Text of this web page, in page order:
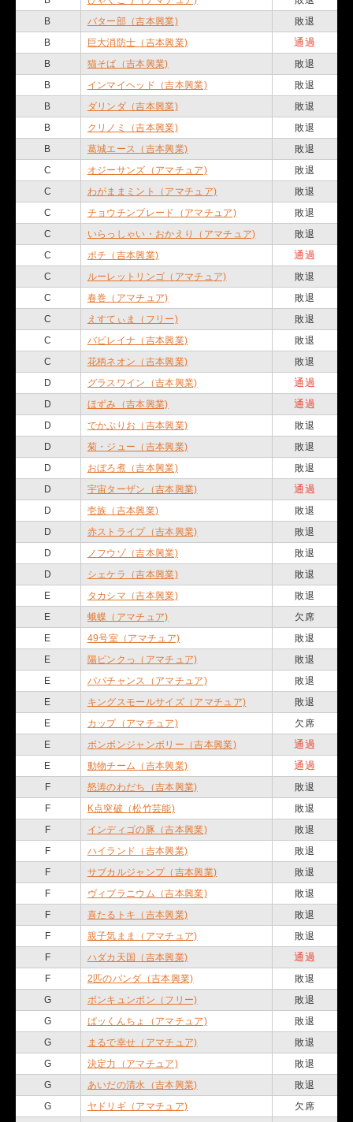
B
バター部（吉本興業)
敗退
B
巨大消防士（吉本興業) 通過
B 猫そば（吉本興業)
敗退
B
インマイヘッド（吉本興業)
敗退
B
ダリンダ（吉本興業)
敗退
B
クリノミ（吉本興業)
敗退
B
葛城エース（吉本興業)
敗退
C
オジーサンズ（アマチュア)
敗退
C
わがままミント（アマチュア)
敗退
C
チョウチンブレード（アマチュア)
敗退
C
いらっしゃい・おかえり（アマチュア)
敗退
C
ポチ（吉本興業) 通過
C ルーレットリンゴ（アマチュア)
敗退
C
春巻（アマチュア)
敗退
C
えすてぃま（フリー)
敗退
C
バビレイナ（吉本興業)
敗退
C
花柄ネオン（吉本興業)
敗退
D
グラスワイン（吉本興業) 通過
D ほずみ（吉本興業) 通過
D でかぷりお（吉本興業)
敗退
D
菊・ジュー（吉本興業)
敗退
D
おぼろ煮（吉本興業)
敗退
D
宇宙ターザン（吉本興業) 通過
D 壱族（吉本興業)
敗退
D
赤ストライプ（吉本興業)
敗退
D
ノフウゾ（吉本興業)
敗退
D
シェケラ（吉本興業)
敗退
E
タカシマ（吉本興業)
敗退
E
蛾蝶（アマチュア)
欠席
E
49号室（アマチュア)
敗退
E
陽ピンクっ（アマチュア)
敗退
E
パパチャンス（アマチュア)
敗退
E
キングスモールサイズ（アマチュア)
敗退
E
カップ（アマチュア)
欠席
E
ボンボンジャンボリー（吉本興業) 通過
E 動物チーム（吉本興業) 通過
F 怒涛のわだち（吉本興業)
敗退
F
K点突破（松竹芸能)
敗退
F
インディゴの豚（吉本興業)
敗退
F
ハイランド（吉本興業)
敗退
F
サブカルジャンプ（吉本興業)
敗退
F
ヴィブラニウム（吉本興業)
敗退
F
喜たるトキ（吉本興業)
敗退
F
親子気まま（アマチュア)
敗退
F
ハダカ天国（吉本興業) 通過
F 2匹のパンダ（吉本興業)
敗退
G
ボンキュンボン（フリー)
敗退
G
ぱッくんちょ（アマチュア)
敗退
G
まるで幸せ（アマチュア)
敗退
G
決定力（アマチュア)
敗退
G
あいだの清水（吉本興業)
敗退
G
ヤドリギ（アマチュア) 欠席